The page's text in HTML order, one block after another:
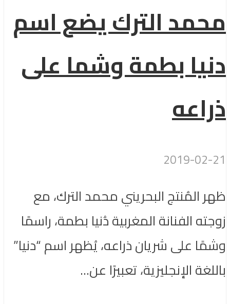
محمد الترك يضع اسم
دنيا بطمة وشما على
ذراعه
2019-02-21
ظهر المُنتج البحريني محمد الترك، مع
زوجته الفنانة المغربية دُنيا بطمة، راسمًا
وشمًا على شريان ذراعه، يُظهر اسم “دنيا”
باللغة الإنجليزية، تعبيرًا عن...